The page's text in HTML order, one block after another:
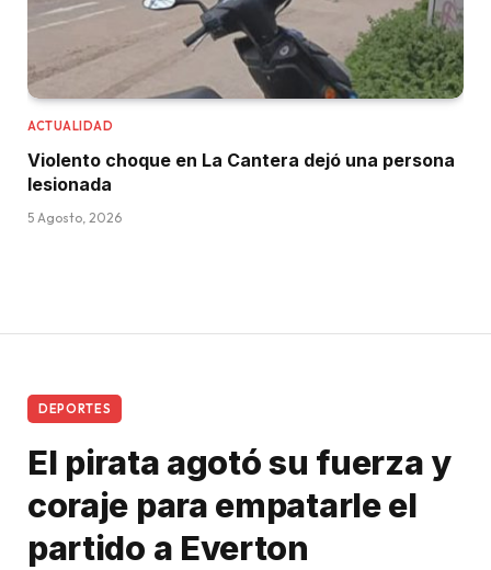
ACTUALIDAD
Violento choque en La Cantera dejó una persona
lesionada
5 Agosto, 2026
DEPORTES
El pirata agotó su fuerza y
coraje para empatarle el
partido a Everton